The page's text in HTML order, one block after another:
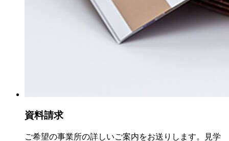
資料請求
ご希望の事業所の詳しいご案内をお送りします。見学